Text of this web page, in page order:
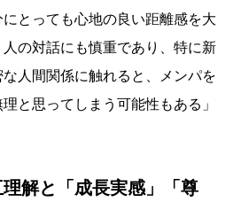
とっても心地の良い距離感を大
の対話にも慎重であり、特に新
人間関係に触れると、メンパを
と思ってしまう可能性もある」
解と「成長実感」「尊